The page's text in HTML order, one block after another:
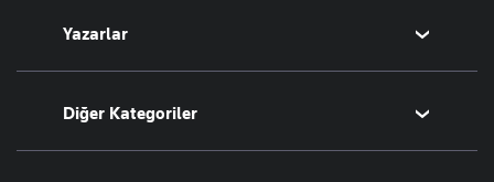
Tarih
Sesli Yayınlar
Yazarlar
Tüm Yazarlar
Diğer Kategoriler